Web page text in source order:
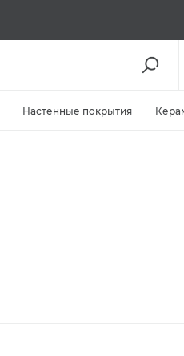
Настенные покрытия